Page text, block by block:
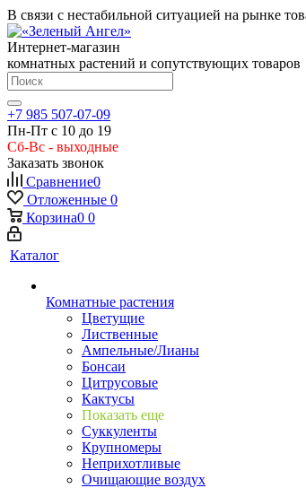
В связи с нестабильной ситуацией на рынке
Интернет-магазин
комнатных растений и сопутствующих товаров
+7 985 507-07-09
Пн-Пт с 10 до 19
Сб-Вс - выходные
Заказать звонок
Сравнение0
Отложенные 0
Корзина0 0
Каталог
Комнатные растения
Цветущие
Лиственные
Ампельные/Лианы
Бонсаи
Цитрусовые
Кактусы
Показать еще
Суккуленты
Крупномеры
Неприхотливые
Очищающие воздух